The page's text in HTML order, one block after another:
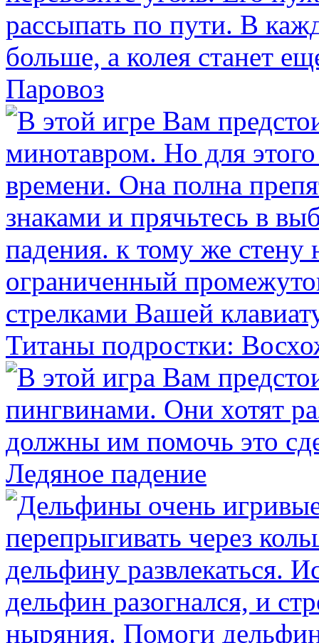
Паровоз
Титаны подростки:
Ледяное падение